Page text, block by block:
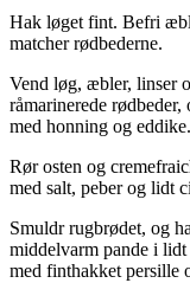
Hak løget fint. Befri
matcher rødbederne.
Vend løg, æbler, linser
råmarinerede
med honning og eddike.
Rør osten og
med salt, peber og lidt
Smuldr rugbrødet, og
middelvarm pande i
med finthakket persille